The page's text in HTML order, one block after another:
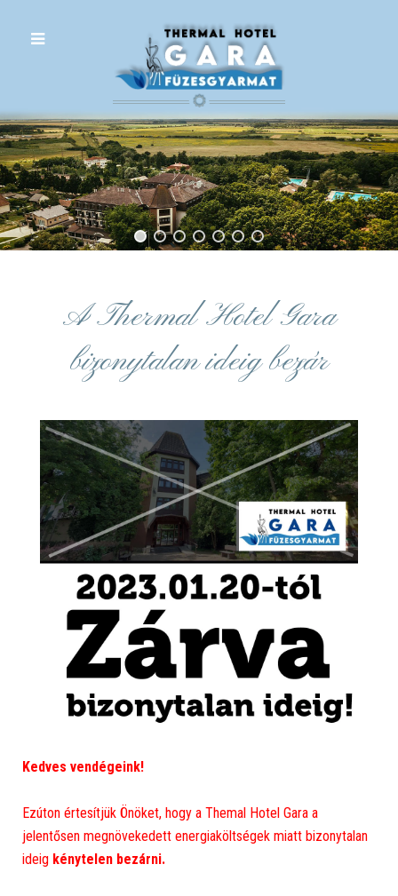
A Thermal Hotel Gara
bizonytalan ideig bezár
Kedves vendégeink!
Ezúton értesítjük Önöket, hogy a Themal Hotel Gara a
jelentősen megnövekedett energiaköltségek miatt bizonytalan
ideig kénytelen bezárni.